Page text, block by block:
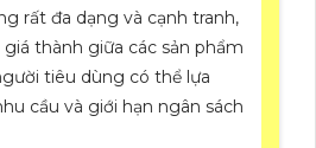
rất đa dạng và cạnh tranh,
giá thành giữa các sản phẩm
tiêu dùng có thể lựa
cầu và giới hạn ngân sách